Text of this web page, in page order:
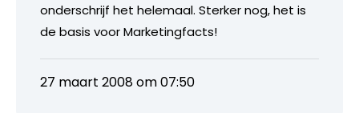
onderschrijf het helemaal. Sterker nog, het is
de basis voor Marketingfacts!
27 maart 2008 om 07:50